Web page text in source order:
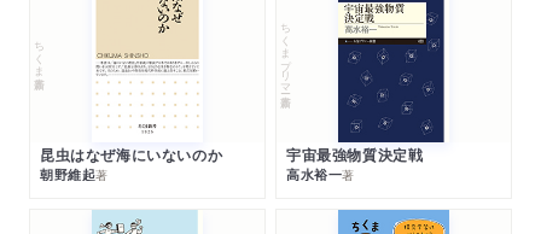
ちくま新書
昆虫はなぜ海にいないのか
朝野維起著
ちくまプリマー新書
宇宙最強物質決定戦
高水裕一著